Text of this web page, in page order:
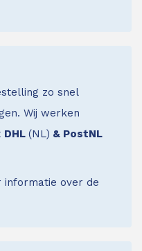
zo snel
Wij werken
DHL (NL) & PostNL
informatie over de